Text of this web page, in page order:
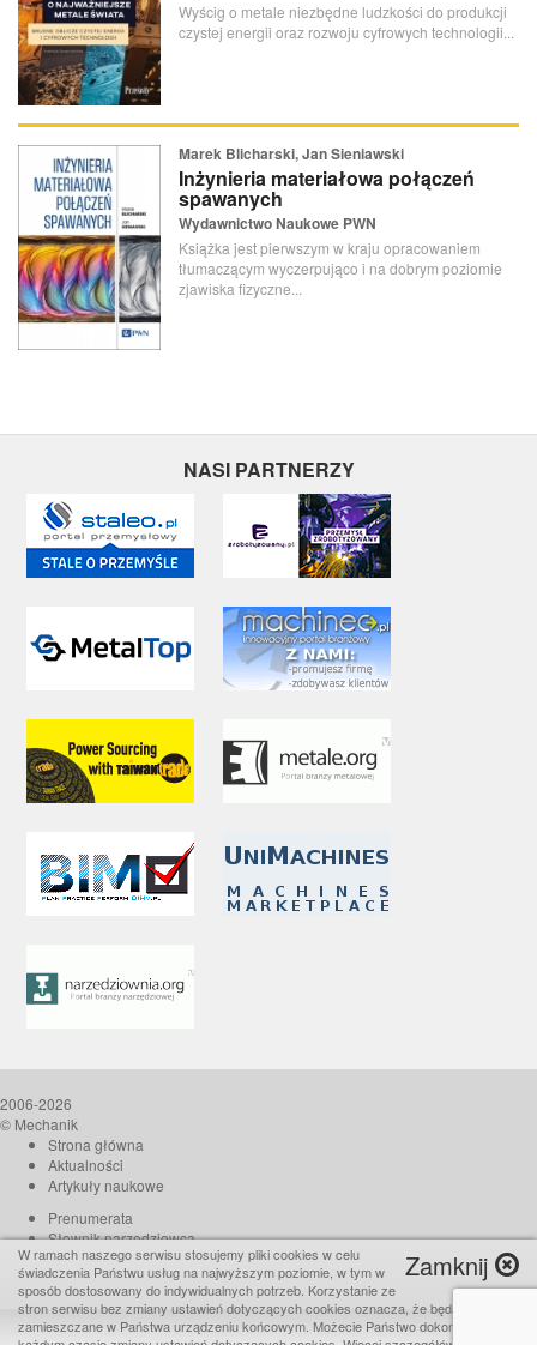
Wyścig o metale niezbędne ludzkości do produkcji
czystej energii oraz rozwoju cyfrowych technologii...
Marek Blicharski, Jan Sieniawski
Inżynieria materiałowa połączeń
spawanych
Wydawnictwo Naukowe PWN
Książka jest pierwszym w kraju opracowaniem
tłumaczącym wyczerpująco i na dobrym poziomie
zjawiska fizyczne...
NASI PARTNERZY
2006-2026
© Mechanik
Strona główna
Aktualności
Artykuły naukowe
Prenumerata
Słownik narzędziowca
O czasopiśmie
Reklama
Kontakt
Zamknij
W ramach naszego serwisu stosujemy pliki cookies w celu
świadczenia Państwu usług na najwyższym poziomie, w tym w
sposób dostosowany do indywidualnych potrzeb. Korzystanie ze
stron serwisu bez zmiany ustawień dotyczących cookies oznacza, że będą one
zamieszczane w Państwa urządzeniu końcowym. Możecie Państwo dokonać w